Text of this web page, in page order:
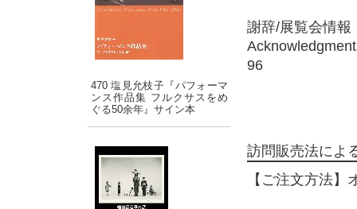
470 塩見允枝子『パフォーマ
ンス作品集 フルクサスをめ
ぐる50余年』サイン本
謝辞/展覧会情報
96
訪問販売法によ
【ご注文方法